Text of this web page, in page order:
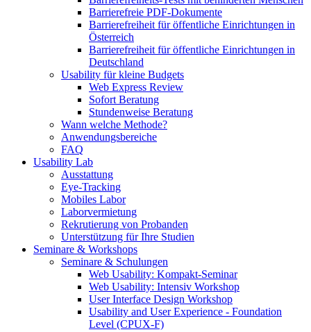
Barrierefreie PDF-Dokumente
Barrierefreiheit für öffentliche Einrichtungen in
Österreich
Barrierefreiheit für öffentliche Einrichtungen in
Deutschland
Usability für kleine Budgets
Web Express Review
Sofort Beratung
Stundenweise Beratung
Wann welche Methode?
Anwendungsbereiche
FAQ
Usability Lab
Ausstattung
Eye-Tracking
Mobiles Labor
Laborvermietung
Rekrutierung von Probanden
Unterstützung für Ihre Studien
Seminare & Workshops
Seminare & Schulungen
Web Usability: Kompakt-Seminar
Web Usability: Intensiv Workshop
User Interface Design Workshop
Usability and User Experience - Foundation
Level (CPUX-F)